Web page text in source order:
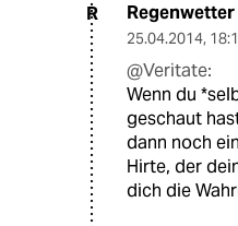
R Regenwetter
25.04.2014,
@Veritate:
Wenn du
geschaut
dann noch
Hirte, der
dich die